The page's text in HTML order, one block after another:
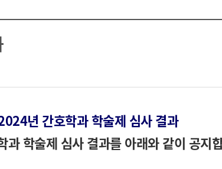
년 간호학과 학술제 심사 결과
과 학술제 심사 결과를 아래와 같이 공지